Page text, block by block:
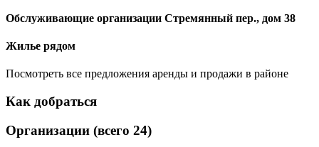
Обслуживающие организации Стремянный пер., дом 38
Жилье рядом
Посмотреть все предложения аренды и продажи в районе
Как добраться
Организации (всего 24)